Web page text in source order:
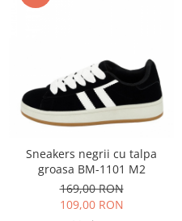
Sneakers negrii cu talpa
groasa BM-1101 M2
169,00 RON
109,00 RON